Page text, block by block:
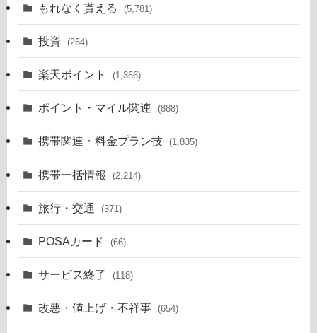
もれなく貰える (5,781)
投資 (264)
楽天ポイント (1,366)
ポイント・マイル関連 (888)
携帯関連・料金プラン技 (1,835)
携帯一括情報 (2,214)
旅行・交通 (371)
POSAカード (66)
サービス終了 (118)
改悪・値上げ・不祥事 (654)